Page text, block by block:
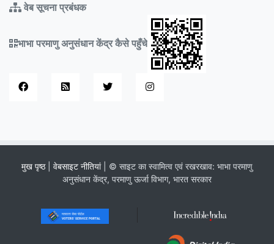
वेब सूचना प्रबंधक
भाभा परमाणु अनुसंधान केंद्र कैसे पहुँचे
मुख पृष्ठ| वेबसाइट नीतियां| © साइट का स्वामित्व एवं रखरखाव: भाभा परमाणु
अनुसंधान केंद्र, परमाणु ऊर्जा विभाग, भारत सरकार